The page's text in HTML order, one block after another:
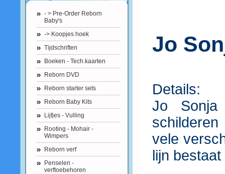
- > Pre-Order Reborn
Baby's
-> Koopjes hoek
Tijdschriften
Boeken - Tech.kaarten
Reborn DVD
Reborn starter sets
Reborn Baby Kits
Lijfjes - Vulling
Rooting - Mohair -
Wimpers
Reborn verf
Penselen -
verftoebehoren
Jo
Details:
Jo
vele
lijn